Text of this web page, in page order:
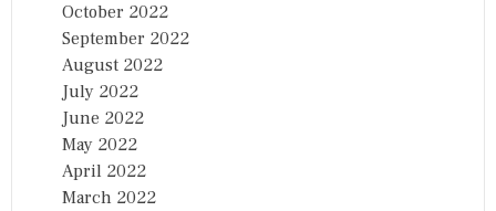
October 2022
September 2022
August 2022
July 2022
June 2022
May 2022
April 2022
March 2022